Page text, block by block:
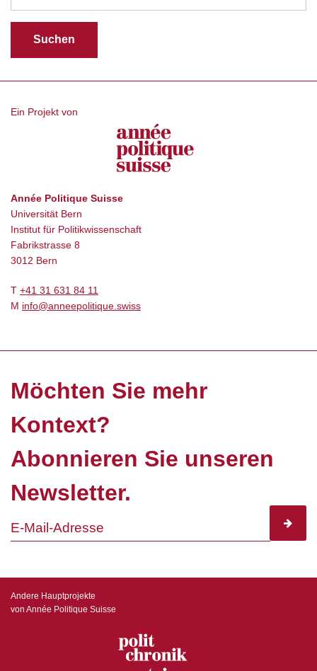
Ein Projekt von
Année Politique Suisse
Universität Bern
Institut für Politikwissenschaft
Fabrikstrasse 8
3012 Bern
T +41 31 631 84 11
M info@anneepolitique.swiss
Möchten Sie mehr
Kontext?
Abonnieren Sie unseren
Newsletter.
Andere Hauptprojekte
von Année Politique Suisse